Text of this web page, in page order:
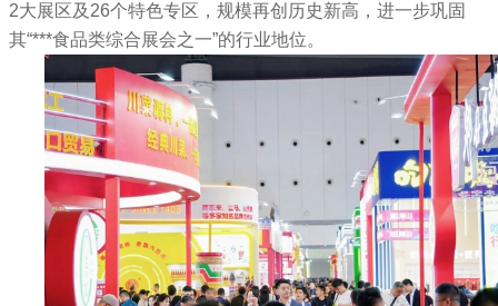
2大展区及26个特色专区，规模再创历史新高，进一步巩固
其“***食品类综合展会之一”的行业地位。